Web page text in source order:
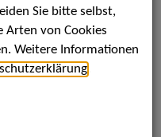
als PDF speichern
Sie bitte selbst,
Arten von Cookies
Weitere Informationen